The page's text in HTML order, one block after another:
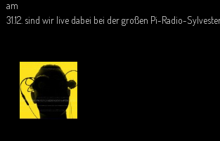
am
31.12. sind wir live dabei bei der großen Pi-Radio-